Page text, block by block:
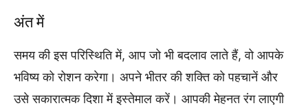
अंत में
समय की इस परिस्थिति में, आप जो भी बदलाव लाते हैं, वो आपके
भविष्य को रोशन करेगा। अपने भीतर की शक्ति को पहचानें और
उसे सकारात्मक दिशा में इस्तेमाल करें। आपकी मेहनत रंग लाएगी